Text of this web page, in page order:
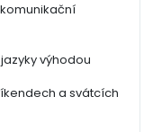
výhodou
a svátcích